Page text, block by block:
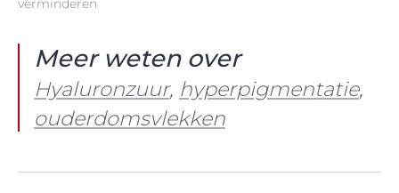
verminderen
Meer weten over
Hyaluronzuur, hyperpigmentatie,
ouderdomsvlekken